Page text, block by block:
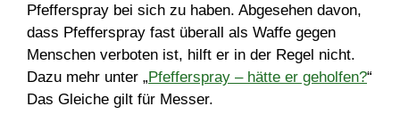
Pfefferspray bei sich zu haben. Abgesehen davon,
dass Pfefferspray fast überall als Waffe gegen
Menschen verboten ist, hilft er in der Regel nicht.
Dazu mehr unter „Pfefferspray – hätte er geholfen?“
Das Gleiche gilt für Messer.